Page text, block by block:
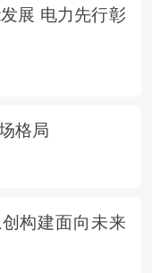
展 电力先行彰
格局
构建面向未来